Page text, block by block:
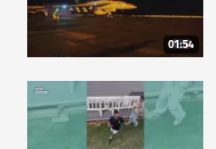
01:54